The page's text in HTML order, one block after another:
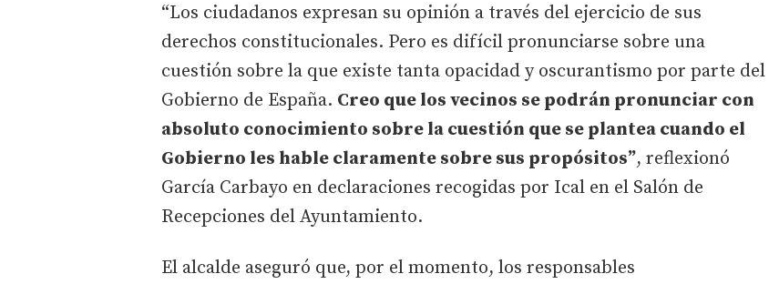
“Los ciudadanos expresan su opinión a través del ejercicio de sus
derechos constitucionales. Pero es difícil pronunciarse sobre una
cuestión sobre la que existe tanta opacidad y oscurantismo por parte del
Gobierno de España. Creo que los vecinos se podrán pronunciar con
absoluto conocimiento sobre la cuestión que se plantea cuando el
Gobierno les hable claramente sobre sus propósitos”, reflexionó
García Carbayo en declaraciones recogidas por Ical en el Salón de
Recepciones del Ayuntamiento.
El alcalde aseguró que, por el momento, los responsables